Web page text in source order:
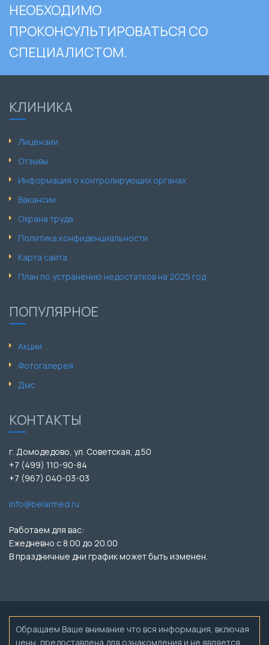
НЕОБХОДИМО
ПРОКОНСУЛЬТИРОВАТЬСЯ СО
СПЕЦИАЛИСТОМ.
КЛИНИКА
Лицензии
Отзывы
Информация о контролирующих органах
Вакансии
Охрана труда
Политика конфиденциальности
Карта сайта
План по устранению недостатков на 2025 год
ПОПУЛЯРНОЕ
Акции
Фотогалерея
Дмс
КОНТАКТЫ
г. Домодедово, ул. Советская, д.50
+7 (499) 110-90-84
+7 (967) 040-03-03
info@belarmed.ru
Работаем для вас:
Ежедневно с 8.00 до 20.00
В праздничные дни график может быть изменен.
Обращаем Ваше внимание что вся информация, включая
цены, предоставлена для ознакомления и не является